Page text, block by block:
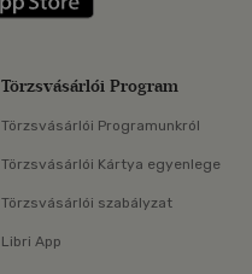
Törzsvásárlói Program
Törzsvásárlói Programunkról
Törzsvásárlói Kártya egyenlege
Törzsvásárlói szabályzat
Libri App